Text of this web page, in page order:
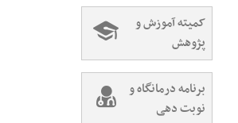
کمیته آموزش و
پژوهش
برنامه درمانگاه و
نوبت دهی